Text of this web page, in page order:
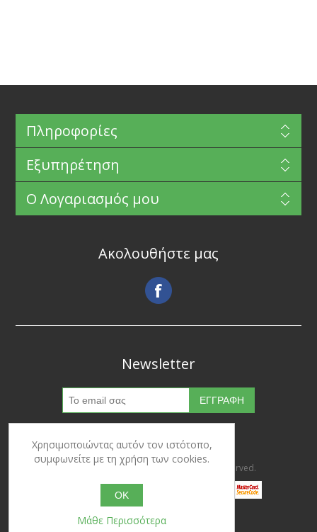
Πληροφορίες
Εξυπηρέτηση
Ο Λογαριασμός μου
Ακολουθήστε μας
Newsletter
Copyright © 2026 Ypertrofes. All rights reserved.
Powered bynopCommerce
Χρησιμοποιώντας αυτόν τον ιστότοπο,
συμφωνείτε με τη χρήση των cookies.
OK
Μάθε Περισσότερα